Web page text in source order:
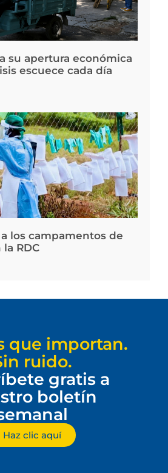
su apertura económica
escuece cada día
los campamentos de
RDC
que importan.
ruido.
gratis a
boletín
Haz clic aquí